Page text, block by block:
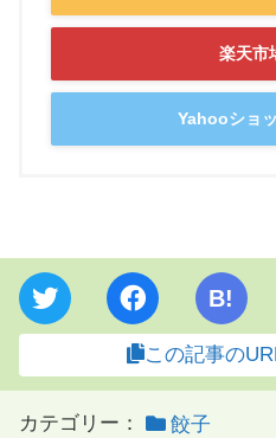
楽天市
Yahooショ
B!
この記事の
カテゴリー：
餃子